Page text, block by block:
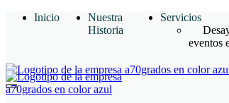
Inicio
Nuestra
Historia
Servicios
eventos